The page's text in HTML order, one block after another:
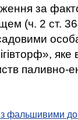
за
(ч. 2 ст.
паливно-
фальшивими